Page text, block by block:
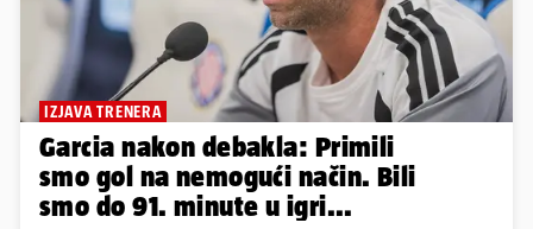
IZJAVA TRENERA
Garcia nakon debakla: Primili
smo gol na nemogući način. Bili
smo do 91. minute u igri...